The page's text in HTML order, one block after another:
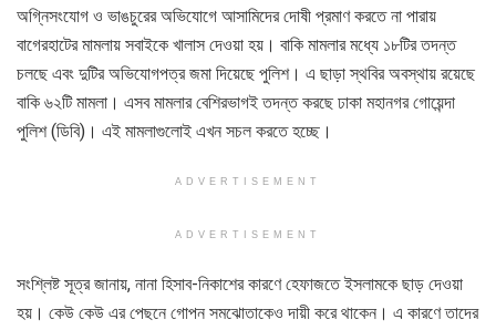
অগ্নিসংযোগ ও ভাঙচুরের অভিযোগে আসামিদের দোষী প্রমাণ করতে না পারায়
বাগেরহাটের মামলায় সবাইকে খালাস দেওয়া হয়। বাকি মামলার মধ্যে ১৮টির তদন্ত
চলছে এবং দুটির অভিযোগপত্র জমা দিয়েছে পুলিশ। এ ছাড়া স্থবির অবস্থায় রয়েছে
বাকি ৬২টি মামলা। এসব মামলার বেশিরভাগই তদন্ত করছে ঢাকা মহানগর গোয়েন্দা
পুলিশ (ডিবি)। এই মামলাগুলোই এখন সচল করতে হচ্ছে।
ADVERTISEMENT
ADVERTISEMENT
সংশ্লিষ্ট সূত্র জানায়, নানা হিসাব-নিকাশের কারণে হেফাজতে ইসলামকে ছাড় দেওয়া
হয়। কেউ কেউ এর পেছনে গোপন সমঝোতাকেও দায়ী করে থাকেন। এ কারণে তাদের